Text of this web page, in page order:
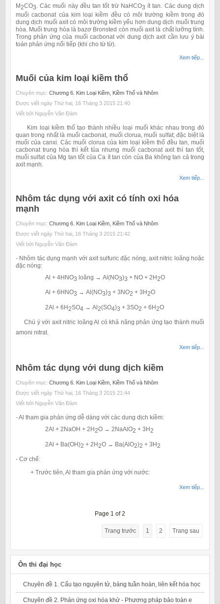
M2CO3 . Các muối này đều tan tốt trừ NaHCO3 ít tan. Các dung dịch
muối cacbonat của kim loại kiềm đều có môi trường kiềm trong đó
dung dịch muối axit có môi trường kiềm yếu hơn dung dịch muối trung
hòa. Muối trung hòa là bazơ Bronsted còn muối axit là chất lưỡng tính.
Trong phản ứng của muối cacbonat với dung dịch axit cần lưu ý bài
toán phản ứng nối tiếp (khi cho từ từ).
Xem tiếp...
Muối của kim loại kiềm thổ
Chuyên mục: Chương 6. Kim Loại Kiềm, Kiềm Thổ và Nhôm
Được viết ngày Thứ hai, 16 Tháng 3 2015 21:40
Viết bởi Nguyễn Văn Đàm
Kim loại kiềm thổ tạo thành nhiều loại muối khác nhau trong đó
quan trong nhất là muối cacbonat, muối clorua, muối sulfat; đặc biệt là
muối của canxi. Các muối clorua của kim loại kiềm thổ đều tan, muối
cacbonat trung hòa thì kết tủa nhưng muối cacbonat axit thì tan tốt,
muối sulfat của Mg tan tốt của Ca ít tan còn của Ba không tan cả trong
axit mạnh.
Xem tiếp...
Nhôm tác dụng với axit có tính oxi hóa
mạnh
Chuyên mục: Chương 6. Kim Loại Kiềm, Kiềm Thổ và Nhôm
Được viết ngày Thứ hai, 16 Tháng 3 2015 21:42
Viết bởi Nguyễn Văn Đàm
- Nhôm tác dụng mạnh với axit sulfuric đặc nóng, axit nitric loãng hoặc
đặc nóng:
Al + 4HNO3 loãng → Al(NO3)3 + NO + 2H2O
Al + 6HNO3 → Al(NO3)3 + 3NO2 + 3H2O
2Al + 6H2SO4 → Al2(SO4)3 + 3SO2 + 6H2O
Chú ý với axit nitric loãng Al có khả năng phản ứng tạo thành muối
amoni nitrat.
Xem tiếp...
Nhôm tác dụng với dung dịch kiềm
Chuyên mục: Chương 6. Kim Loại Kiềm, Kiềm Thổ và Nhôm
Được viết ngày Thứ hai, 16 Tháng 3 2015 21:44
Viết bởi Nguyễn Văn Đàm
- Al tham gia phản ứng dễ dàng với các dung dịch kiềm:
2Al + 2NaOH + 2H2O → 2NaAlO2 + 3H2
2Al + Ba(OH)2 + 2H2O → Ba(AlO2)2 + 3H2
- Cơ chế:
+ Trước tiên, Al tham gia phản ứng với nước:
Xem tiếp...
Page 1 of 2
Trang trước 1 2 Trang sau
Ôn thi đại học
Chuyên đề 1. Cấu tạo nguyên tử, bảng tuần hoàn, liên kết hóa học
Chuyên đề 2. Phản ứng oxi hóa khử - Phương pháp bảo toàn e